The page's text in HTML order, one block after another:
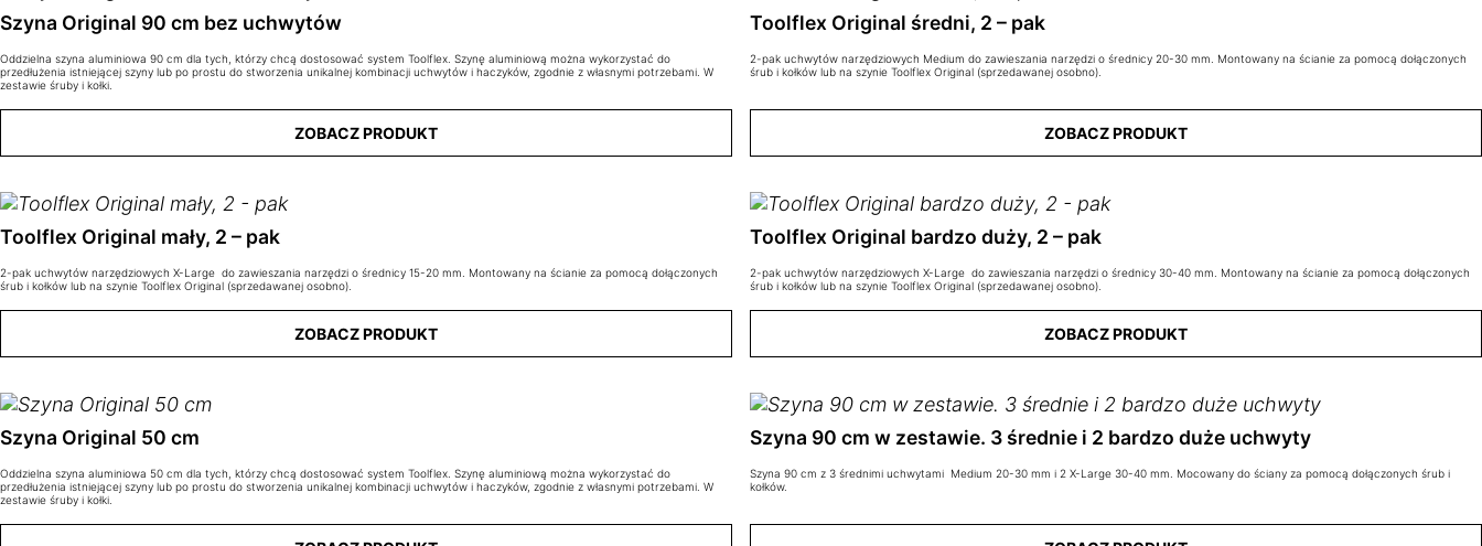
Szyna Original 90 cm bez uchwytów
Oddzielna szyna aluminiowa 90 cm dla tych, którzy chcą dostosować system Toolflex. Szynę aluminiową można wykorzystać do
przedłużenia istniejącej szyny lub po prostu do stworzenia unikalnej kombinacji uchwytów i haczyków, zgodnie z własnymi potrzebami. W
zestawie śruby i kołki.
ZOBACZ PRODUKT
Toolflex Original średni, 2 – pak
2-pak uchwytów narzędziowych Medium do zawieszania narzędzi o średnicy 20-30 mm. Montowany na ścianie za pomocą dołączonych
śrub i kołków lub na szynie Toolflex Original (sprzedawanej osobno).
ZOBACZ PRODUKT
Toolflex Original mały, 2 – pak
2-pak uchwytów narzędziowych X-Large do zawieszania narzędzi o średnicy 15-20 mm. Montowany na ścianie za pomocą dołączonych
śrub i kołków lub na szynie Toolflex Original (sprzedawanej osobno).
ZOBACZ PRODUKT
Toolflex Original bardzo duży, 2 – pak
2-pak uchwytów narzędziowych X-Large do zawieszania narzędzi o średnicy 30-40 mm. Montowany na ścianie za pomocą dołączonych
śrub i kołków lub na szynie Toolflex Original (sprzedawanej osobno).
ZOBACZ PRODUKT
Szyna Original 50 cm
Oddzielna szyna aluminiowa 50 cm dla tych, którzy chcą dostosować system Toolflex. Szynę aluminiową można wykorzystać do
przedłużenia istniejącej szyny lub po prostu do stworzenia unikalnej kombinacji uchwytów i haczyków, zgodnie z własnymi potrzebami. W
zestawie śruby i kołki.
Szyna 90 cm w zestawie. 3 średnie i 2 bardzo duże uchwyty
Szyna 90 cm z 3 średnimi uchwytami Medium 20-30 mm i 2 X-Large 30-40 mm. Mocowany do ściany za pomocą dołączonych śrub i
kołków.